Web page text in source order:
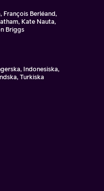
François Berléand,
Kate Nauta,
Briggs
Indonesiska,
Turkiska